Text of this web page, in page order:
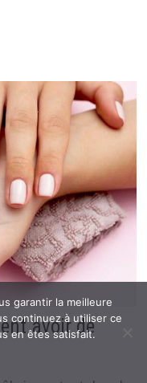
avoir de
garantir la meilleure
continuez à utiliser ce
en êtes satisfait.